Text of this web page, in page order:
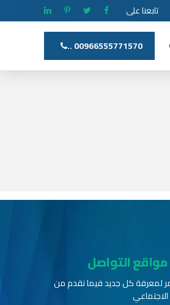
تابعنا على
00966555771570 ..
التواصل
لمعرفة كل جديد فيما نقدم من